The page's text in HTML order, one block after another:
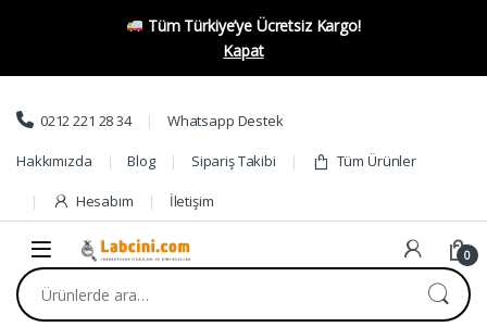
Tüm Türkiye’ye Ücretsiz Kargo!
Kapat
Skip to navigation
Skip to content
0212 221 28 34 Whatsapp Destek
Hakkımızda Blog Sipariş Takibi Tüm Ürünler
Hesabım İletişim
0
Ara: